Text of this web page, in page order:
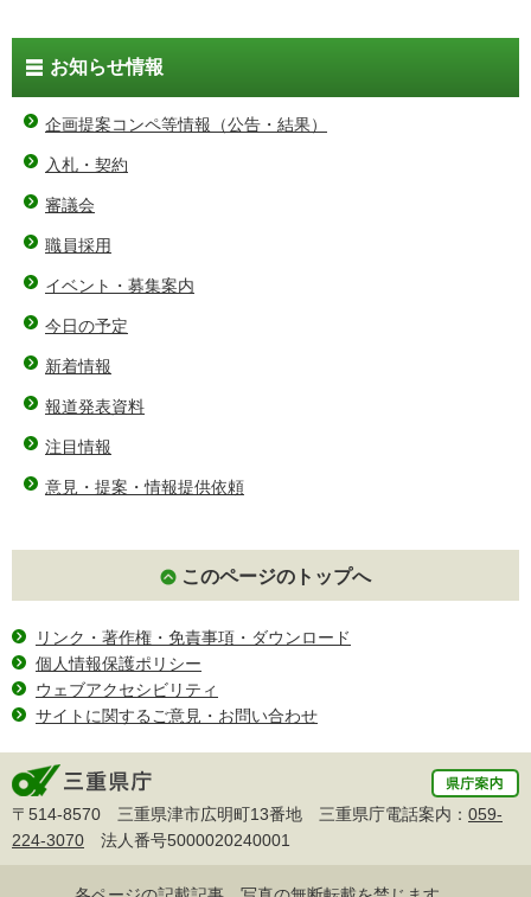
お知らせ情報
企画提案コンペ等情報（公告・結果）
入札・契約
審議会
職員採用
イベント・募集案内
今日の予定
新着情報
報道発表資料
注目情報
意見・提案・情報提供依頼
このページのトップへ
リンク・著作権・免責事項・ダウンロード
個人情報保護ポリシー
ウェブアクセシビリティ
サイトに関するご意見・お問い合わせ
〒514-8570 三重県津市広明町13番地 三重県庁電話案内： 059-
224-3070 法人番号5000020240001